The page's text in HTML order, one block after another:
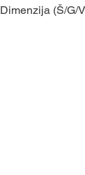
Dimenzija (Š/G/